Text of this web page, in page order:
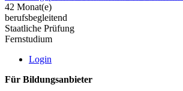
42 Monat(e)
berufsbegleitend
Staatliche Prüfung
Fernstudium
Login
Für Bildungsanbieter